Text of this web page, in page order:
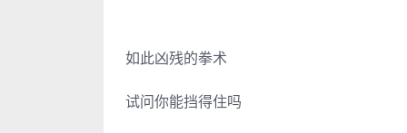
如此凶残的拳术
试问你能挡得住吗